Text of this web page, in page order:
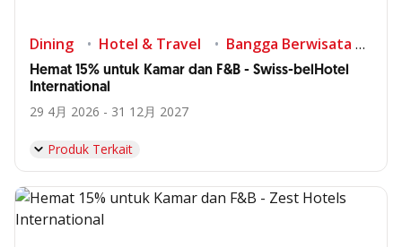
Dining Hotel & Travel Bangga Berwisata di Indonesia
Hemat 15% untuk Kamar dan F&B - Swiss-belHotel
International
29 4月 2026 - 31 12月 2027
Produk Terkait